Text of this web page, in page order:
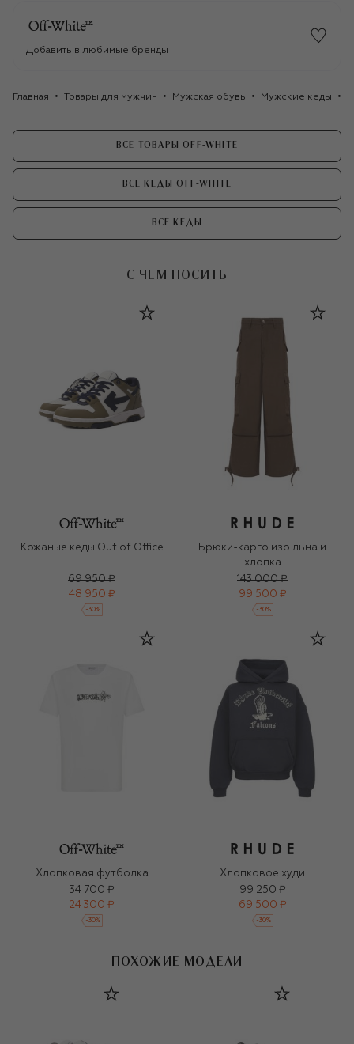
Добавить в любимые бренды
Главная Товары для мужчин Мужская обувь Мужские кеды
ВСЕ ТОВАРЫ OFF-WHITE
ВСЕ КЕДЫ OFF-WHITE
ВСЕ КЕДЫ
С ЧЕМ НОСИТЬ
Кожаные кеды Out of Office
69 950 ₽
48 950 ₽
-30%
Брюки-карго изо льна и
хлопка
143 000 ₽
99 500 ₽
-30%
Хлопковая футболка
34 700 ₽
24 300 ₽
-30%
Хлопковое худи
99 250 ₽
69 500 ₽
-30%
ПОХОЖИЕ МОДЕЛИ